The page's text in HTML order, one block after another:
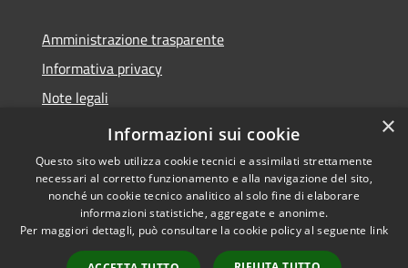
Amministrazione trasparente
Informativa privacy
Note legali
Dichiarazione di accessibilità
Accessibilità
Copyright © 2026 • Comune di
Loculi • Powered by
Municipium• Accesso
×
Informazioni sui cookie
Questo sito web utilizza cookie tecnici e assimilati strettamente
necessari al corretto funzionamento e alla navigazione del sito,
nonché un cookie tecnico analitico al solo fine di elaborare
informazioni statistiche, aggregate e anonime.
Per maggiori dettagli, può consultare la cookie policy al seguente link